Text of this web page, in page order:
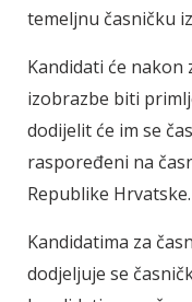
temeljnu časničku
Kandidati će nakon
izobrazbe biti
dodijelit će im se
raspoređeni na
Republike Hrvatske.
Kandidatima za
dodjeljuje se